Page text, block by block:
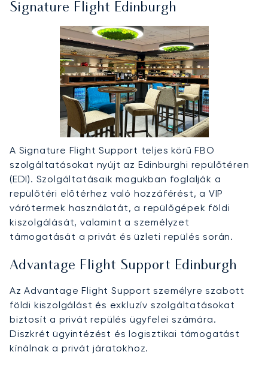
Signature Flight Edinburgh
A Signature Flight Support teljes körű FBO
szolgáltatásokat nyújt az Edinburghi repülőtéren
(EDI). Szolgáltatásaik magukban foglalják a
repülőtéri előtérhez való hozzáférést, a VIP
várótermek használatát, a repülőgépek földi
kiszolgálását, valamint a személyzet
támogatását a privát és üzleti repülés során.
Advantage Flight Support Edinburgh
Az Advantage Flight Support személyre szabott
földi kiszolgálást és exkluzív szolgáltatásokat
biztosít a privát repülés ügyfelei számára.
Diszkrét ügyintézést és logisztikai támogatást
kínálnak a privát járatokhoz.